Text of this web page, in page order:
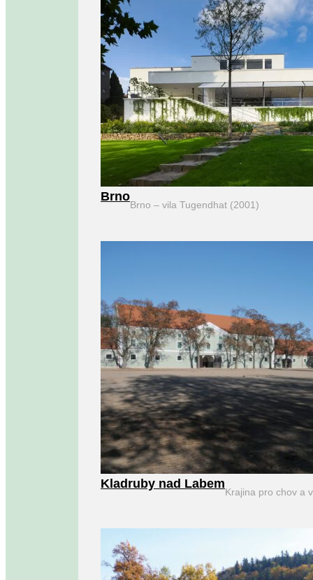
Brno
Brno – vila Tugendhat (2001)
Kladruby nad Labem
Krajina pro chov a